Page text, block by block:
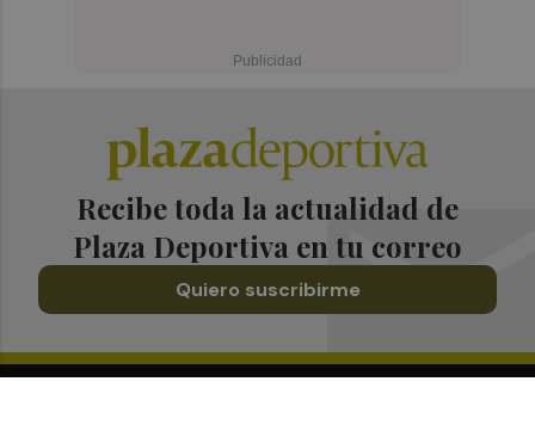
Recibe toda la actualidad de
Plaza Deportiva en tu correo
Quiero suscribirme